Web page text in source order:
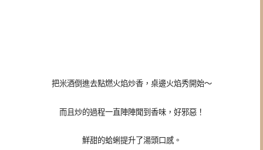
把米酒倒進去點燃火焰炒香， 桌邊火焰秀開始～
而且炒的過程一直陣陣聞到香味，好邪惡！
鮮甜的蛤蜊提升了湯頭口感。